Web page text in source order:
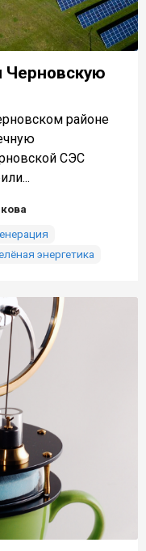
Черновскую
районе
СЭС
энергетика